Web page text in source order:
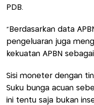
PDB.
“Berdasarkan data
pengeluaran juga
kekuatan APBN
Sisi moneter dengan
Suku bunga acuan
ini tentu saja bukan